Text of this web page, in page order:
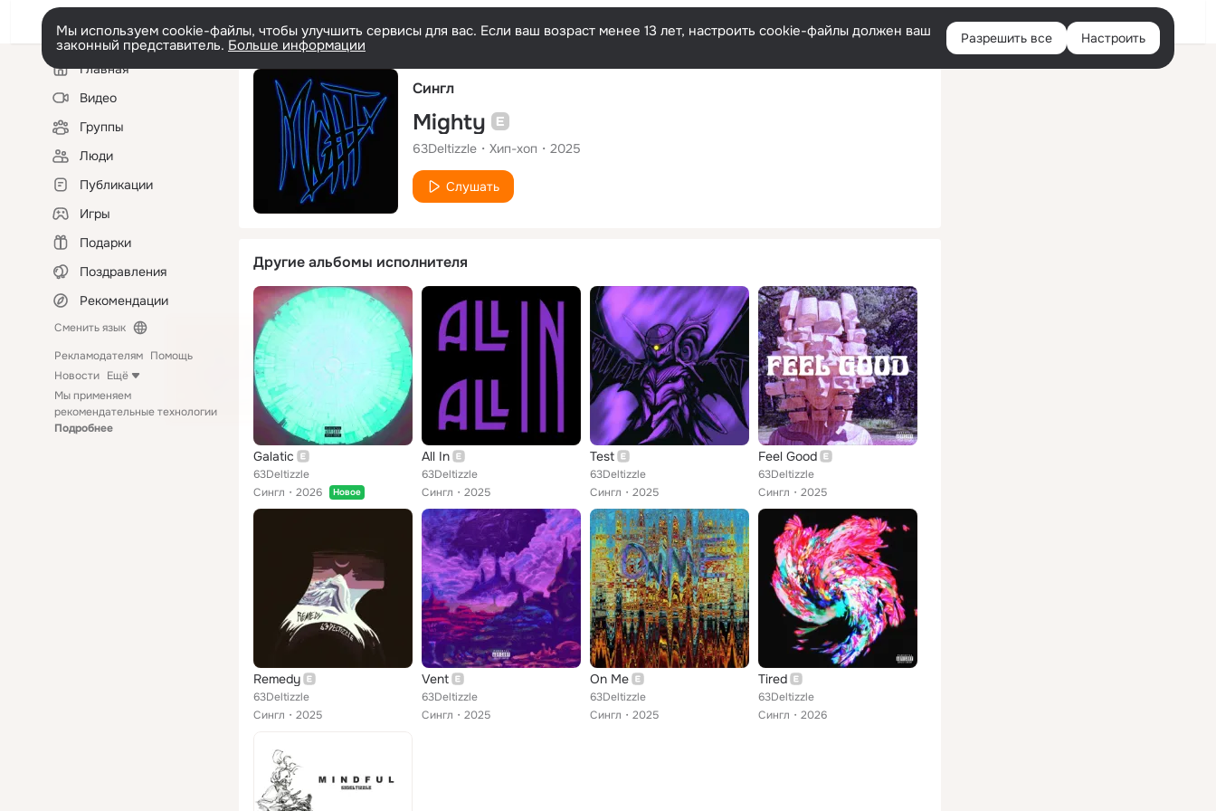
Русский Войти
Мы используем cookie-файлы, чтобы улучшить сервисы для вас. Если ваш возраст менее 13 лет, настроить cookie-файлы должен ваш
законный представитель. Больше информации Разрешить все Настроить
Левая
колонкаГлавная
Видео
Группы
Люди
Публикации
Игры
Подарки
Поздравления
Рекомендации
Сменить язык
Рекламодателям Помощь
Новости Ещё
Мы применяем
рекомендательные технологии
Подробнее
Сингл
Mighty
63Deltizzle Хип-хоп 2025
Слушать
Другие альбомы исполнителя
Galatic
63Deltizzle
Сингл
2026 Новое
All In
63Deltizzle
Сингл
2025
Test
63Deltizzle
Сингл
2025
Feel Good
63Deltizzle
Сингл
2025
Remedy
63Deltizzle
Сингл
2025
Vent
63Deltizzle
Сингл
2025
On Me
63Deltizzle
Сингл
2025
Tired
63Deltizzle
Сингл
2026